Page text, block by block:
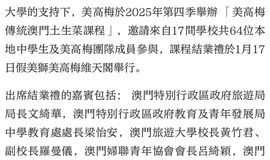
大學的支持下，美高梅於2025年第四季舉辦 「美高梅
傳統澳門土生菜課程」，邀請來自17間學校共64位本
地中學生及美高梅團隊成員參與，課程結業禮於1月17
日假美獅美高梅維天閣舉行。
出席結業禮的嘉賓包括： 澳門特別行政區政府旅遊局
局長文綺華，澳門特別行政區政府教育及青年發展局
中學教育處處長梁怡安，澳門旅遊大學校長黃竹君、
副校長羅曼儀，澳門婦聯青年協會會長呂綺穎，澳門